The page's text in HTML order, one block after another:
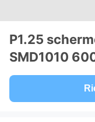
P1.25
SMD1010